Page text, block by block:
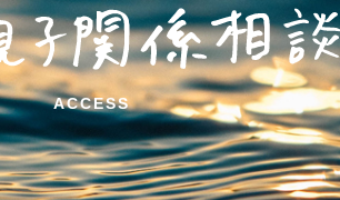
ACCESS